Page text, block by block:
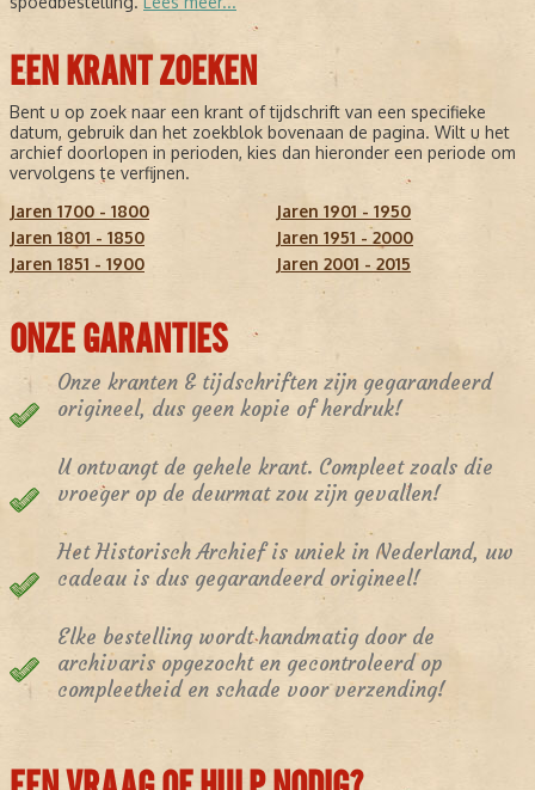
EEN KRANT ZOEKEN
Bent u op zoek naar een krant of tijdschrift van een specifieke
datum, gebruik dan het zoekblok bovenaan de pagina. Wilt u het
archief doorlopen in perioden, kies dan hieronder een periode om
vervolgens te verfijnen.
Jaren 1700 - 1800
Jaren 1801 - 1850
Jaren 1851 - 1900
Jaren 1901 - 1950
Jaren 1951 - 2000
Jaren 2001 - 2015
ONZE GARANTIES
Onze kranten & tijdschriften zijn gegarandeerd
origineel, dus geen kopie of herdruk!
U ontvangt de gehele krant. Compleet zoals die
vroeger op de deurmat zou zijn gevallen!
Het Historisch Archief is uniek in Nederland, uw
cadeau is dus gegarandeerd origineel!
Elke bestelling wordt handmatig door de
archivaris opgezocht en gecontroleerd op
compleetheid en schade voor verzending!